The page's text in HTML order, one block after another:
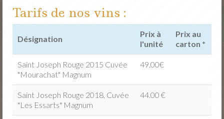
Nos fruits
Jus de fruits
Actu
Portes Ouvertes Novembre
Tarifs / Commande
Tarifs de nos vins :
Désignation
Prix à
l'unité
Prix au
carton *
Saint Joseph Rouge 2015 Cuvée
"Mourachat" Magnum
49.00€
Saint Joseph Rouge 2018, Cuvée
"Les Essarts" Magnum
44.00 €